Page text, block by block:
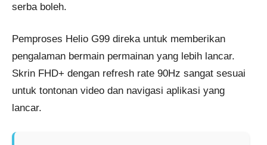
serba boleh.
Pemproses Helio G99 direka untuk memberikan
pengalaman bermain permainan yang lebih lancar.
Skrin FHD+ dengan refresh rate 90Hz sangat sesuai
untuk tontonan video dan navigasi aplikasi yang
lancar.